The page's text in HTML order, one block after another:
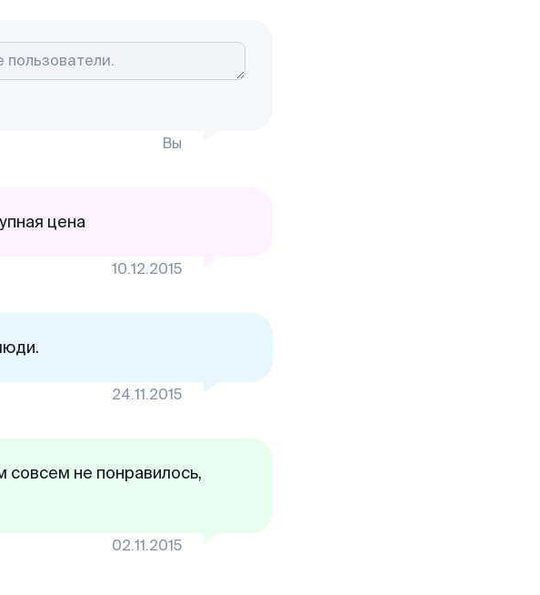
Вы
цена
10.12.2015
24.11.2015
совсем не понравилось,
02.11.2015